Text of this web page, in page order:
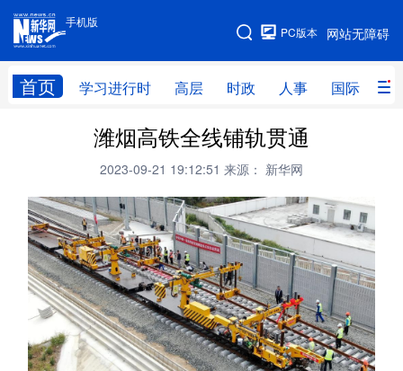
手机版
网站无障碍
PC版本
首页 学习进行时 高层 时政 人事 国际 财
手机版
网站地图
高层 时政
财经 网评
台湾 思客智库 全球连线 教育
科技 科创 量子 体育
文化 书画 健康 军事
访谈 视频 图片 政务
法律 中央文件 金融 汽车
潍烟高铁全线铺轨贯通
2023-09-21 19:12:51 来源： 新华网